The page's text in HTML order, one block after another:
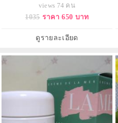
Mer ที่ยังคงอัดแน่นด้วยส่วนผสม
Miracle Broth อันเป็นหัวใจสำคัญ
เสื่อมสภาพ คืนความสมดุลให้ผิว
พร้อมปรับผิวให้กระจ่างใส เรียบ
views 74 คน
1035 ราคา 650 บาท
ดูรายละเอียด